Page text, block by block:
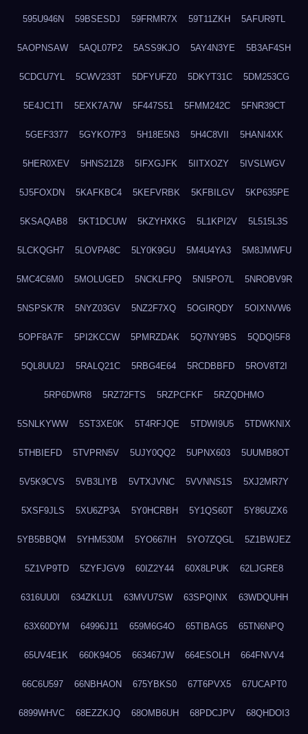
595U946N 59BSESDJ 59FRMR7X 59T11ZKH 5AFUR9TL
5AOPNSAW 5AQL07P2 5ASS9KJO 5AY4N3YE 5B3AF4SH
5CDCU7YL 5CWV233T 5DFYUFZ0 5DKYT31C 5DM253CG
5E4JC1TI 5EXK7A7W 5F447S51 5FMM242C 5FNR39CT
5GEF3377 5GYKO7P3 5H18E5N3 5H4C8VII 5HANI4XK
5HER0XEV 5HNS21Z8 5IFXGJFK 5IITXOZY 5IVSLWGV
5J5FOXDN 5KAFKBC4 5KEFVRBK 5KFBILGV 5KP635PE
5KSAQAB8 5KT1DCUW 5KZYHXKG 5L1KPI2V 5L515L3S
5LCKQGH7 5LOVPA8C 5LY0K9GU 5M4U4YA3 5M8JMWFU
5MC4C6M0 5MOLUGED 5NCKLFPQ 5NI5PO7L 5NROBV9R
5NSPSK7R 5NYZ03GV 5NZ2F7XQ 5OGIRQDY 5OIXNVW6
5OPF8A7F 5PI2KCCW 5PMRZDAK 5Q7NY9BS 5QDQI5F8
5QL8UU2J 5RALQ21C 5RBG4E64 5RCDBBFD 5ROV8T2I
5RP6DWR8 5RZ72FTS 5RZPCFKF 5RZQDHMO
5SNLKYWW 5ST3XE0K 5T4RFJQE 5TDWI9U5 5TDWKNIX
5THBIEFD 5TVPRN5V 5UJY0QQ2 5UPNX603 5UUMB8OT
5V5K9CVS 5VB3LIYB 5VTXJVNC 5VVNNS1S 5XJ2MR7Y
5XSF9JLS 5XU6ZP3A 5Y0HCRBH 5Y1QS60T 5Y86UZX6
5YB5BBQM 5YHM530M 5YO667IH 5YO7ZQGL 5Z1BWJEZ
5Z1VP9TD 5ZYFJGV9 60IZ2Y44 60X8LPUK 62LJGRE8
6316UU0I 634ZKLU1 63MVU7SW 63SPQINX 63WDQUHH
63X60DYM 64996J11 659M6G4O 65TIBAG5 65TN6NPQ
65UV4E1K 660K94O5 663467JW 664ESOLH 664FNVV4
66C6U597 66NBHAON 675YBKS0 67T6PVX5 67UCAPT0
6899WHVC 68EZZKJQ 68OMB6UH 68PDCJPV 68QHDOI3